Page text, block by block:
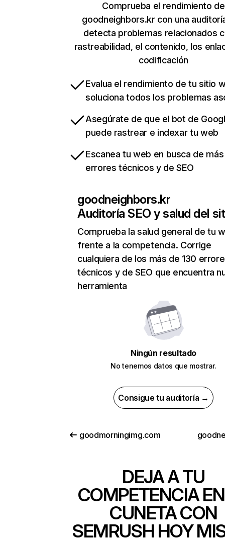
Comprueba el rendimiento de
goodneighbors.kr con una
detecta problemas relacionados
rastreabilidad, el contenido, los
codificación
Evalua el rendimiento de tu sitio
soluciona todos los problemas
Asegúrate de que el bot de
puede rastrear e indexar tu web
Escanea tu web en busca de
errores técnicos y de SEO
goodneighbors.kr
Auditoría SEO y salud del
Comprueba la salud general de tu
frente a la competencia. Corrige
cualquiera de los más de 130
técnicos y de SEO que encuentra
herramienta
Ningún resultado
No tenemos datos que mostrar.
Consigue tu auditoría →
goodmorningimg.com
DEJA A TU
COMPETENCIA
CUNETA CON
SEMRUSH HOY